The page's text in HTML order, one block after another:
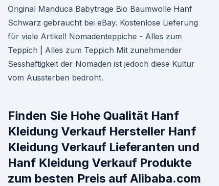
Original Manduca Babytrage Bio Baumwolle Hanf
Schwarz gebraucht bei eBay. Kostenlose Lieferung
für viele Artikel! Nomadenteppiche - Alles zum
Teppich | Alles zum Teppich Mit zunehmender
Sesshaftigkeit der Nomaden ist jedoch diese Kultur
vom Aussterben bedroht.
Finden Sie Hohe Qualität Hanf
Kleidung Verkauf Hersteller Hanf
Kleidung Verkauf Lieferanten und
Hanf Kleidung Verkauf Produkte
zum besten Preis auf Alibaba.com